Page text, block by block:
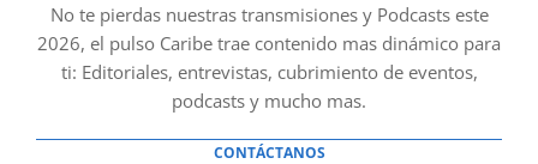
No te pierdas nuestras transmisiones y Podcasts este
2026, el pulso Caribe trae contenido mas dinámico para
ti: Editoriales, entrevistas, cubrimiento de eventos,
podcasts y mucho mas.
CONTÁCTANOS